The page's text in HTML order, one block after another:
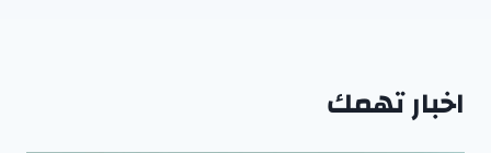
اخبار تهمك